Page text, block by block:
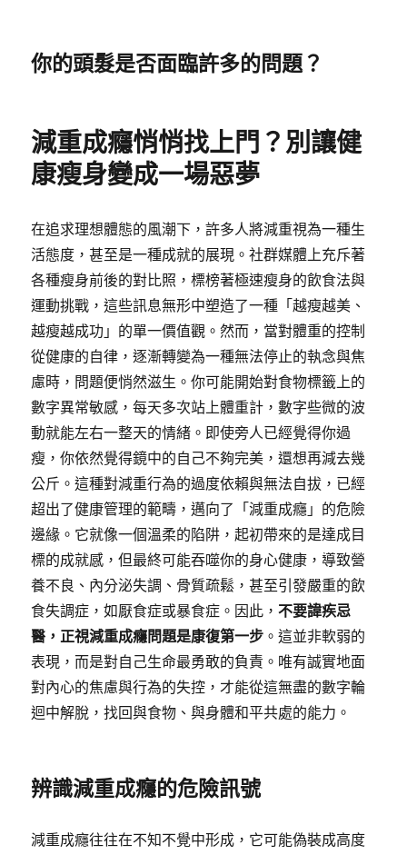
你的頭髮是否面臨許多的問題？
減重成癮悄悄找上門？別讓健
康瘦身變成一場惡夢
在追求理想體態的風潮下，許多人將減重視為一種生
活態度，甚至是一種成就的展現。社群媒體上充斥著
各種瘦身前後的對比照，標榜著極速瘦身的飲食法與
運動挑戰，這些訊息無形中塑造了一種「越瘦越美、
越瘦越成功」的單一價值觀。然而，當對體重的控制
從健康的自律，逐漸轉變為一種無法停止的執念與焦
慮時，問題便悄然滋生。你可能開始對食物標籤上的
數字異常敏感，每天多次站上體重計，數字些微的波
動就能左右一整天的情緒。即使旁人已經覺得你過
瘦，你依然覺得鏡中的自己不夠完美，還想再減去幾
公斤。這種對減重行為的過度依賴與無法自拔，已經
超出了健康管理的範疇，邁向了「減重成癮」的危險
邊緣。它就像一個溫柔的陷阱，起初帶來的是達成目
標的成就感，但最終可能吞噬你的身心健康，導致營
養不良、內分泌失調、骨質疏鬆，甚至引發嚴重的飲
食失調症，如厭食症或暴食症。因此，不要諱疾忌
醫，正視減重成癮問題是康復第一步 。這並非軟弱的
表現，而是對自己生命最勇敢的負責。唯有誠實地面
對內心的焦慮與行為的失控，才能從這無盡的數字輪
迴中解脫，找回與食物、與身體和平共處的能力。
辨識減重成癮的危險訊號
減重成癮往往在不知不覺中形成，它可能偽裝成高度